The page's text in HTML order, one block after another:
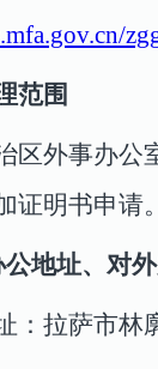
范围
区外事办公
证明书申请。
地址、对
： 拉萨市林